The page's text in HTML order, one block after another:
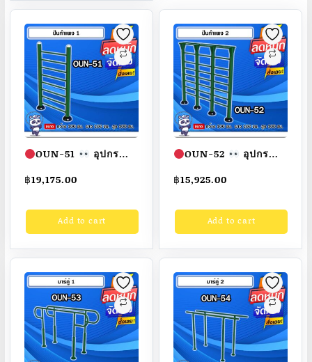
หญ้าเทียมปูพื้น,แผ่นจิ๊ก
ซอ
OUN-51
อุปกรณ์
100x100x100cm.
สั่งทำ 7-15 วัน
฿19,175.00
Add to cart
OUN-52
อุปกรณ์
100x100x100cm.
สั่งทำ 7-15 วัน
฿15,925.00
Add to cart